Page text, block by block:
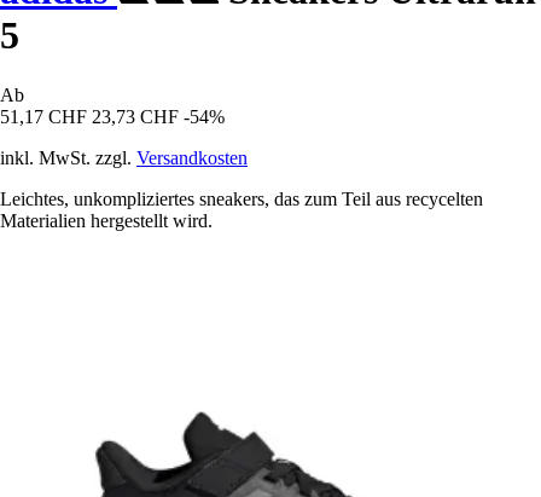
5
Ab
51,17 CHF 23,73 CHF -54%
inkl. MwSt. zzgl. Versandkosten
Leichtes, unkompliziertes sneakers, das zum Teil aus recycelten
Materialien hergestellt wird.